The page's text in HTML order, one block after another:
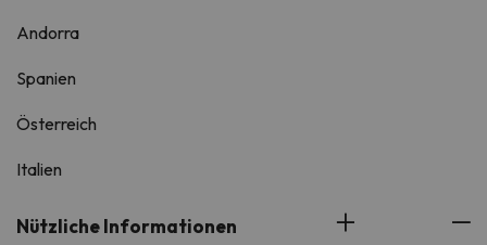
Andorra
Spanien
Österreich
Italien
Nützliche Informationen